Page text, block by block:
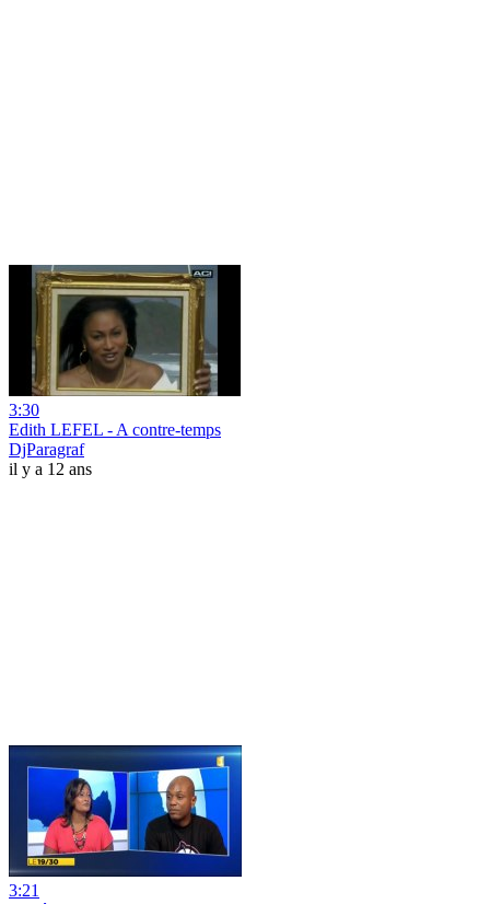
3:30
Edith LEFEL - A contre-temps
DjParagraf
il y a 12 ans
3:21